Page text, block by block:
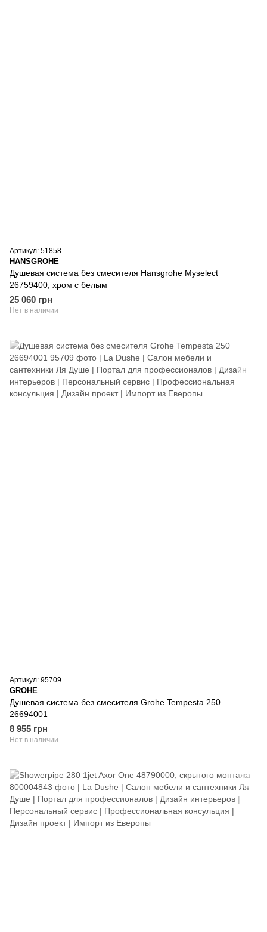
Артикул: 51858
HANSGROHE
Душевая система без смесителя Hansgrohe Myselect
26759400, хром с белым
25 060 грн
Нет в наличии
Артикул: 95709
GROHE
Душевая система без смесителя Grohe Tempesta 250
26694001
8 955 грн
Нет в наличии